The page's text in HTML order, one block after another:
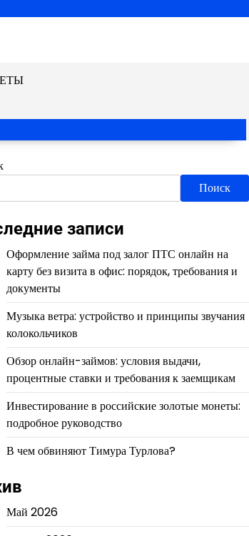
Поиск
записи
Оформление займа под залог ПТС онлайн на
карту без визита в офис: порядок, требования и
документы
Музыка ветра: устройство и принципы звучания
колокольчиков
Обзор онлайн-займов: условия выдачи,
процентные ставки и требования к заемщикам
Инвестирование в российские золотые монеты:
подробное руководство
В чем обвиняют Тимура Турлова?
Май 2026